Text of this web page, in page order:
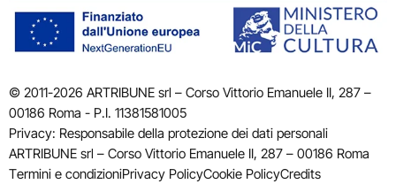
© 2011-2026 ARTRIBUNE srl – Corso Vittorio Emanuele II, 287 –
00186 Roma - P.I. 11381581005
Privacy: Responsabile della protezione dei dati personali
ARTRIBUNE srl – Corso Vittorio Emanuele II, 287 – 00186 Roma
Termini e condizioniPrivacy PolicyCookie PolicyCredits